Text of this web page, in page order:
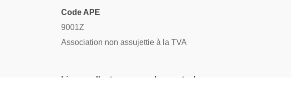
Code APE
9001Z
Association non assujettie à la TVA
Licence d'entrepreneur de spectacles